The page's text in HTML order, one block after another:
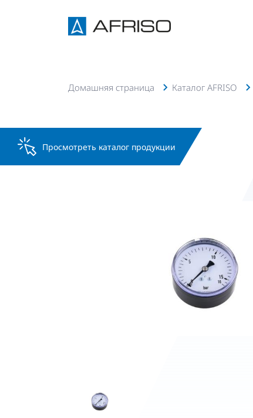
Домашняя страница Каталог AFRISO
Просмотреть каталог продукции